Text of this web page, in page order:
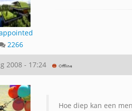
2266
2008 - 17:24
Hoe diep kan een